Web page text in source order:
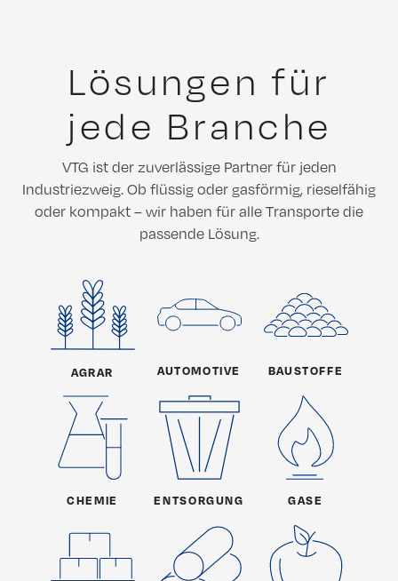
Lösungen für
jede Branche
VTG ist der zuverlässige Partner für jeden
Industriezweig. Ob flüssig oder gasförmig, rieselfähig
oder kompakt – wir haben für alle Transporte die
passende Lösung.
AGRAR AUTOMOTIVE BAUSTOFFE
CHEMIE ENTSORGUNG GASE